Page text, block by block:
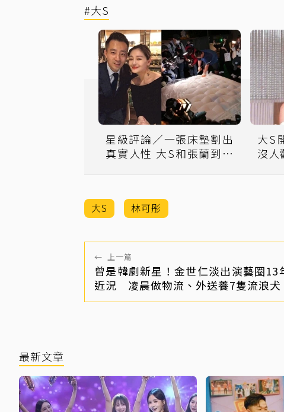
#大S
星級評論／一張床墊割出
真實人性 大S和張蘭到底
大S
沒人
大S 林可彤
← 上一篇
曾是韓劇新星！金世仁淡出演藝圈13
近況 凌晨做物流、外送養7隻流浪犬
最新文章